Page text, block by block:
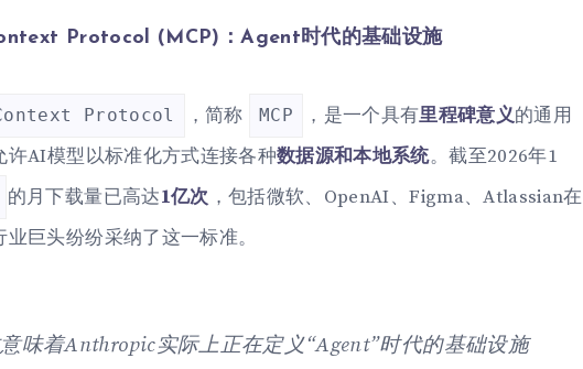
Protocol (MCP)：Agent时代的基础设施
Protocol ，简称 MCP ，是一个具有里程碑意义的通用
许AI模型以标准化方式连接各种数据源和本地系统。截至2026年1
的月下载量已高达1亿次 ，包括微软、OpenAI、Figma、Atlassian在
巨头纷纷采纳了这一标准。
味着Anthropic实际上正在定义“Agent”时代的基础设施